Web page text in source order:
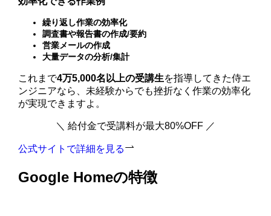
繰り返し作業の効率化
調査書や報告書の作成/要約
営業メールの作成
大量データの分析/集計
これまで4万5,000名以上の受講生を指導してきた侍エ
ンジニアなら、未経験からでも挫折なく作業の効率化
が実現できますよ。
＼ 給付金で受講料が最大80%OFF ／
公式サイトで詳細を見る
Google Homeの特徴